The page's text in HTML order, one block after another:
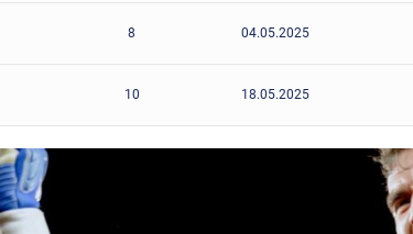
8 04.05.2025
10 18.05.2025